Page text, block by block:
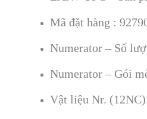
Mã đặt hàng :
Numerator – Số
Numerator – Gói
Vật liệu Nr.